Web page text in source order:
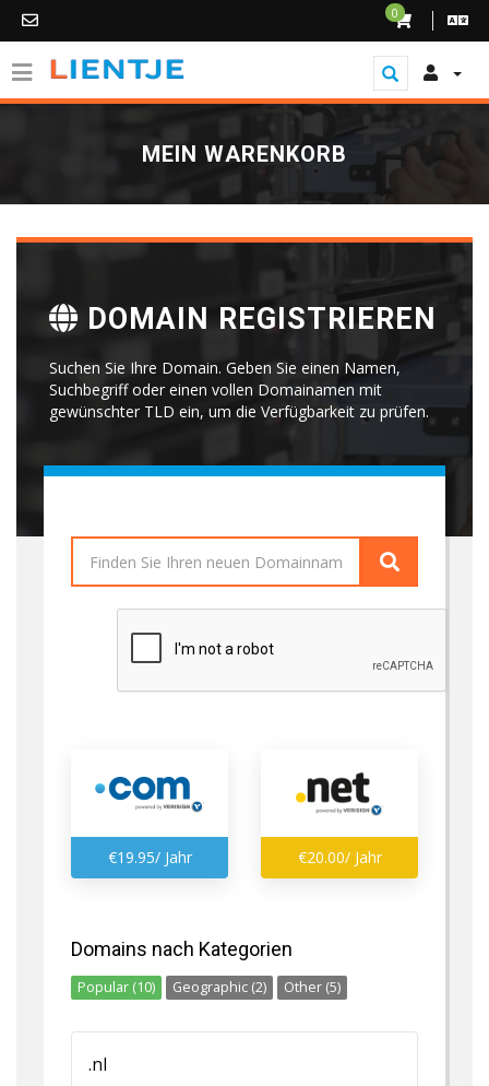
0
MEIN WARENKORB
DOMAIN REGISTRIEREN
Suchen Sie Ihre Domain. Geben Sie einen Namen,
Suchbegriff oder einen vollen Domainamen mit
gewünschter TLD ein, um die Verfügbarkeit zu prüfen.
€19.95/ Jahr €20.00/ Jahr
Domains nach Kategorien
Popular (10) Geographic (2) Other (5)
.nl